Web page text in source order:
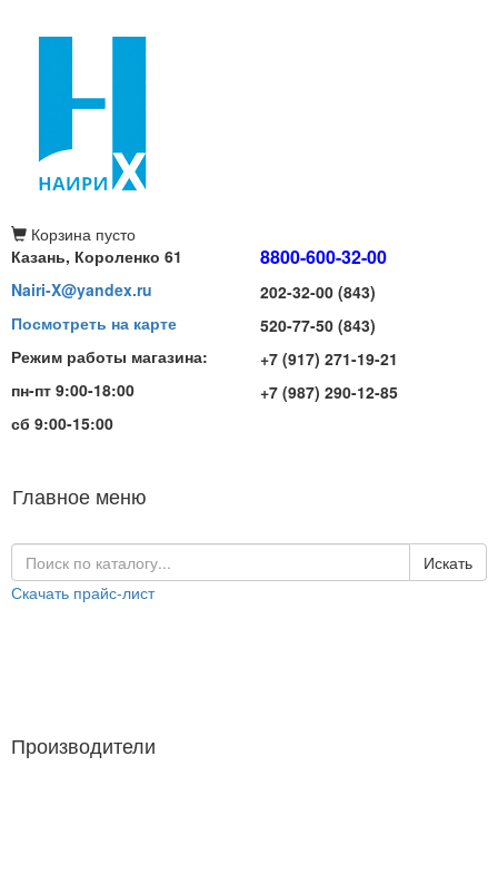
Корзина пусто
Казань, Короленко 61
Nairi-X@yandex.ru
Посмотреть на карте
Режим работы магазина:
пн-пт 9:00-18:00
сб 9:00-15:00
8800-600-32-00
202-32-00 (843)
520-77-50 (843)
+7 (917) 271-19-21
+7 (987) 290-12-85
Главное меню
Искать
Скачать прайс-лист
Производители